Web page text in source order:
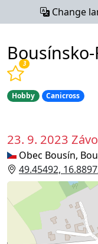
Change
3
Hobby Canicross
23. 9. 2023
Obec Bousín,
49.45492,